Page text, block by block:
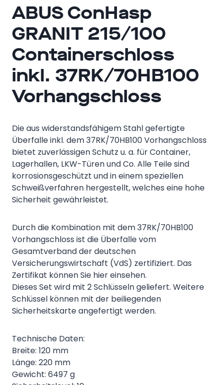
ABUS ConHasp
GRANIT 215/100
Containerschloss
inkl. 37RK/70HB100
Vorhangschloss
Die aus widerstandsfähigem Stahl gefertigte
Überfalle inkl. dem 37RK/70HB100 Vorhangschloss
bietet zuverlässigen Schutz u. a. für Container,
Lagerhallen, LKW-Türen und Co. Alle Teile sind
korrosionsgeschützt und in einem speziellen
Schweißverfahren hergestellt, welches eine hohe
Sicherheit gewährleistet.
Durch die Kombination mit dem 37RK/70HB100
Vorhangschloss ist die Überfalle vom
Gesamtverband der deutschen
Versicherungswirtschaft (VdS) zertifiziert. Das
Zertifikat können Sie hier einsehen.
Dieses Set wird mit 2 Schlüsseln geliefert. Weitere
Schlüssel können mit der beiliegenden
Sicherheitskarte angefertigt werden.
Technische Daten:
Breite: 120 mm
Länge: 220 mm
Gewicht: 6497 g